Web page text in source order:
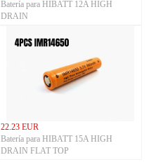
Batería para HIBATT 12A HIGH
DRAIN
22.23 EUR
Batería para HIBATT 15A HIGH
DRAIN FLAT TOP